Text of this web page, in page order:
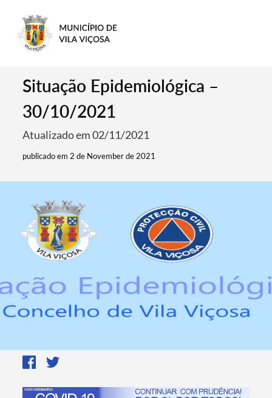
Situação Epidemiológica –
30/10/2021
Atualizado em 02/11/2021
publicado em 2 de November de 2021